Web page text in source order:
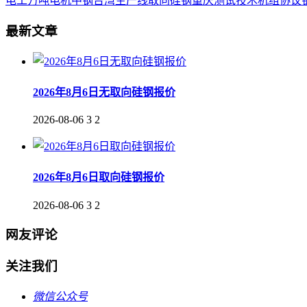
最新文章
2026年8月6日无取向硅钢报价
2026-08-06 3 2
2026年8月6日取向硅钢报价
2026-08-06 3 2
网友评论
关注我们
微信公众号